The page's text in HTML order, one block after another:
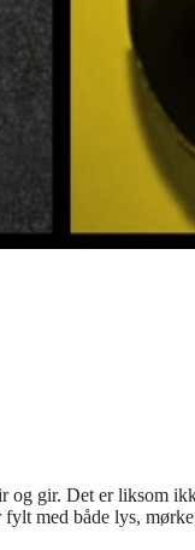
gir. Det er liksom
med både lys,